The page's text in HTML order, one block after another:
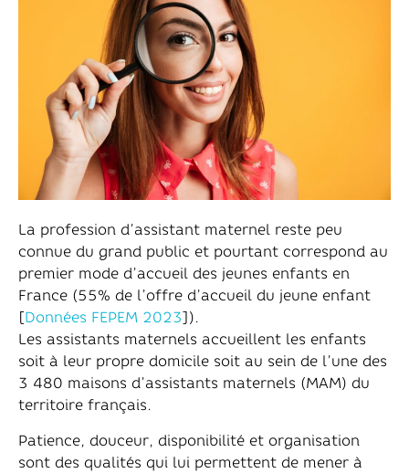
La profession d’assistant maternel reste peu
connue du grand public et pourtant correspond au
premier mode d’accueil des jeunes enfants en
France (55% de l’offre d’accueil du jeune enfant
[Données FEPEM 2023]).
Les assistants maternels accueillent les enfants
soit à leur propre domicile soit au sein de l’une des
3 480 maisons d’assistants maternels (MAM) du
territoire français.
Patience, douceur, disponibilité et organisation
sont des qualités qui lui permettent de mener à